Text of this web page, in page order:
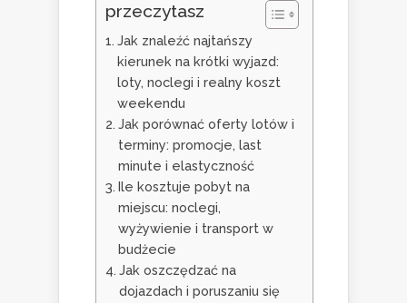
przeczytasz
Jak znaleźć najtańszy
kierunek na krótki wyjazd:
loty, noclegi i realny koszt
weekendu
Jak porównać oferty lotów i
terminy: promocje, last
minute i elastyczność
Ile kosztuje pobyt na
miejscu: noclegi,
wyżywienie i transport w
budżecie
Jak oszczędzać na
dojazdach i poruszaniu się